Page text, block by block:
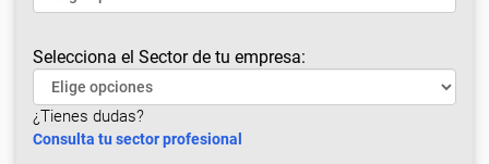
Selecciona el Sector de tu empresa:
¿Tienes dudas?
Consulta tu sector profesional